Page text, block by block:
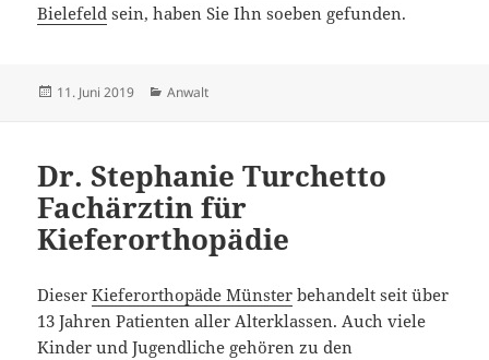
Bielefeld sein, haben Sie Ihn soeben gefunden.
Veröffentlicht
11. Juni 2019 Kategorien
Anwalt
Dr. Stephanie Turchetto
Fachärztin für
Kieferorthopädie
DieserKieferorthopäde Münster behandelt seit über
13 Jahren Patienten aller Alterklassen. Auch viele
Kinder und Jugendliche gehören zu den